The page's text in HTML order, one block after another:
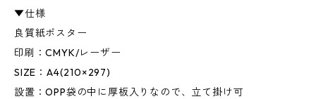
▼仕様
良質紙ポスター
印刷：CMYK/レーザー
SIZE：A4(210×297)
設置：OPP袋の中に厚板入りなので、立て掛け可